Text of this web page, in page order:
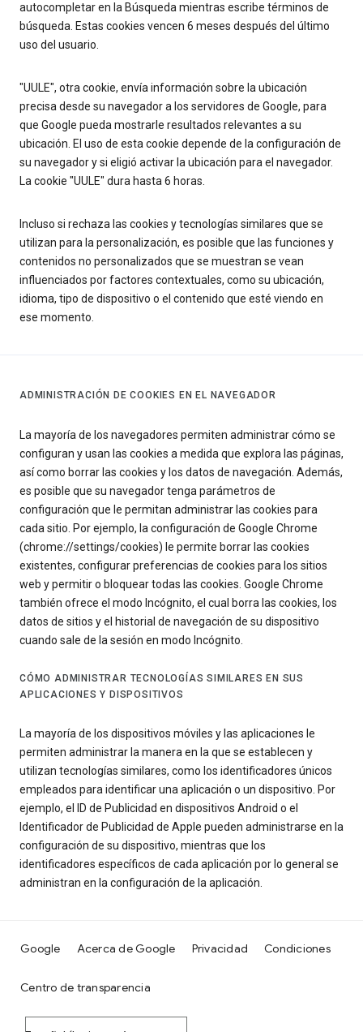
autocompletar en la Búsqueda mientras escribe términos de
búsqueda. Estas cookies vencen 6 meses después del último
uso del usuario.
"UULE", otra cookie, envía información sobre la ubicación
precisa desde su navegador a los servidores de Google, para
que Google pueda mostrarle resultados relevantes a su
ubicación. El uso de esta cookie depende de la configuración de
su navegador y si eligió activar la ubicación para el navegador.
La cookie "UULE" dura hasta 6 horas.
Incluso si rechaza las cookies y tecnologías similares que se
utilizan para la personalización, es posible que las funciones y
contenidos no personalizados que se muestran se vean
influenciados por factores contextuales, como su ubicación,
idioma, tipo de dispositivo o el contenido que esté viendo en
ese momento.
ADMINISTRACIÓN DE COOKIES EN EL NAVEGADOR
La mayoría de los navegadores permiten administrar cómo se
configuran y usan las cookies a medida que explora las páginas,
así como borrar las cookies y los datos de navegación. Además,
es posible que su navegador tenga parámetros de
configuración que le permitan administrar las cookies para
cada sitio. Por ejemplo, la configuración de Google Chrome
(chrome://settings/cookies) le permite borrar las cookies
existentes, configurar preferencias de cookies para los sitios
web y permitir o bloquear todas las cookies. Google Chrome
también ofrece el modo Incógnito, el cual borra las cookies, los
datos de sitios y el historial de navegación de su dispositivo
cuando sale de la sesión en modo Incógnito.
CÓMO ADMINISTRAR TECNOLOGÍAS SIMILARES EN SUS
APLICACIONES Y DISPOSITIVOS
La mayoría de los dispositivos móviles y las aplicaciones le
permiten administrar la manera en la que se establecen y
utilizan tecnologías similares, como los identificadores únicos
empleados para identificar una aplicación o un dispositivo. Por
ejemplo, el ID de Publicidad en dispositivos Android o el
Identificador de Publicidad de Apple pueden administrarse en la
configuración de su dispositivo, mientras que los
identificadores específicos de cada aplicación por lo general se
administran en la configuración de la aplicación.
Google Acerca de Google Privacidad Condiciones
Centro de transparencia